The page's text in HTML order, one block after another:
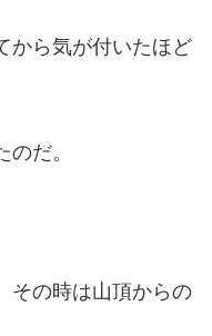
から気が付いたほど
だ。
その時は山頂からの